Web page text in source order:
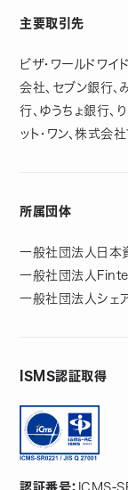
主要取引先
ビザ・ワールドワ
会社、セブン銀行
行、ゆうちょ銀行
ット・ワン、株式会
所属団体
一般社団法人日本
一般社団法人
一般社団法人シェ
ISMS認証取得
認証番号： ICMS-